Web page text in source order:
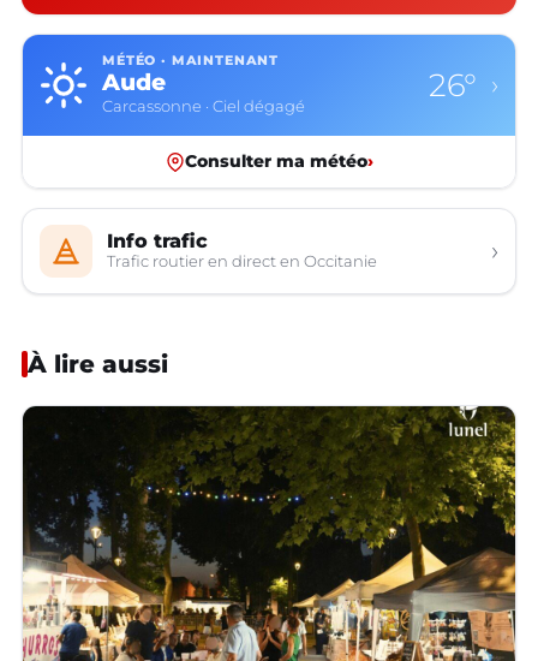
MÉTÉO · MAINTENANT
Aude
Carcassonne · Ciel dégagé
26° ›
Consulter ma météo›
Info trafic
Trafic routier en direct en Occitanie ›
À lire aussi